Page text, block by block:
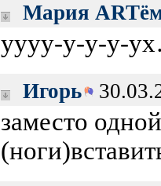
Мария
уууу-у-у-у-
Игорь
заместо